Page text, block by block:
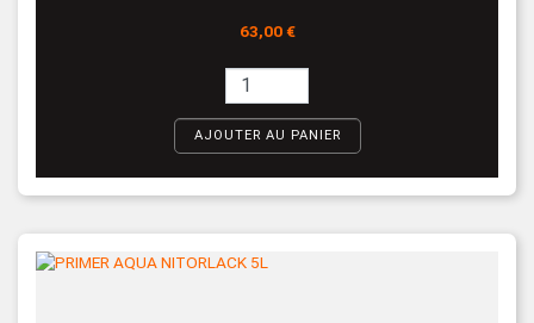
Prix
63,00 €
AJOUTER AU PANIER